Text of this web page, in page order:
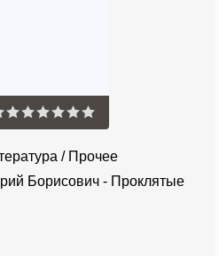
/ Прочее
Борисович - Проклятые